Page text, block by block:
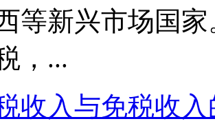
等新兴市场国
，...
收入与免税收